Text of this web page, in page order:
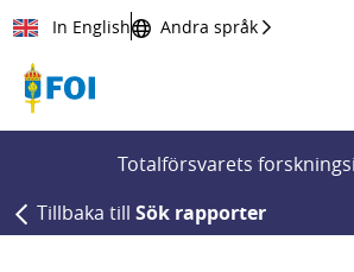
Till innehållet
In English Andra språk
Totalförsvarets
Tillbaka till Sök rapporter